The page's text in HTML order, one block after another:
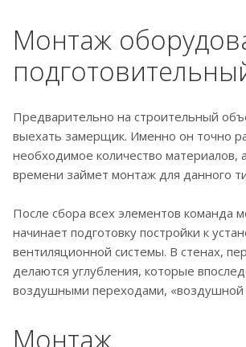
Монтаж
Предварительно на строительный
выехать замерщик. Именно он точно
необходимое количество материалов,
времени займет монтаж для данного
После сбора всех элементов команда
начинает подготовку постройки к
вентиляционной системы. В стенах,
делаются углубления, которые
воздушными переходами, «воздушной
Монтаж